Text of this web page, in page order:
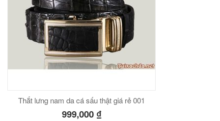
Thắt lưng nam da cá sấu thật giá rẻ 001
999,000 ₫